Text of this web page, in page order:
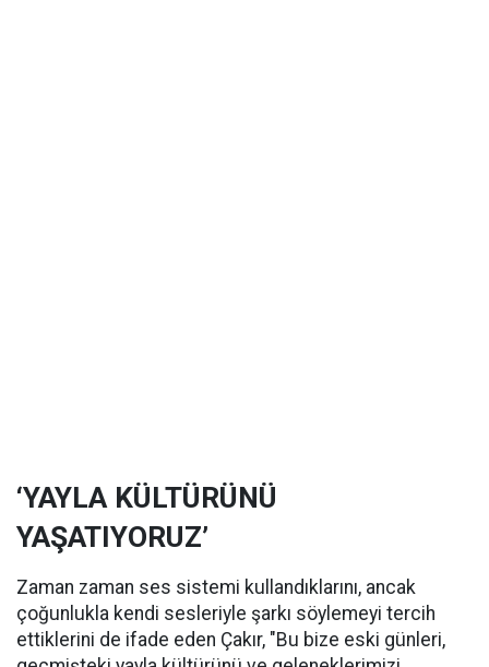
‘YAYLA KÜLTÜRÜNÜ
YAŞATIYORUZ’
Zaman zaman ses sistemi kullandıklarını, ancak
çoğunlukla kendi sesleriyle şarkı söylemeyi tercih
ettiklerini de ifade eden Çakır, "Bu bize eski günleri,